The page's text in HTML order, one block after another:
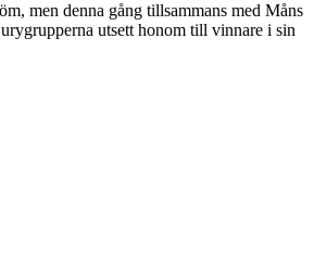
men denna gång tillsammans med Måns
utsett honom till vinnare i sin